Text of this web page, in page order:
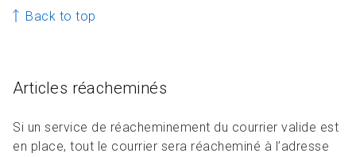
Back to top
Articles réacheminés
Si un service de réacheminement du courrier valide est
en place, tout le courrier sera réacheminé à l’adresse